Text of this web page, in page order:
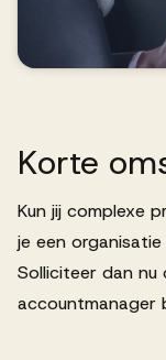
Vervulde
Over
Ons team
Korte
Kun jij complexe
je een
Solliciteer dan nu
accountmanager